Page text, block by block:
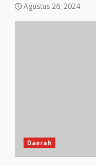
Agustus 26, 2024
Daerah